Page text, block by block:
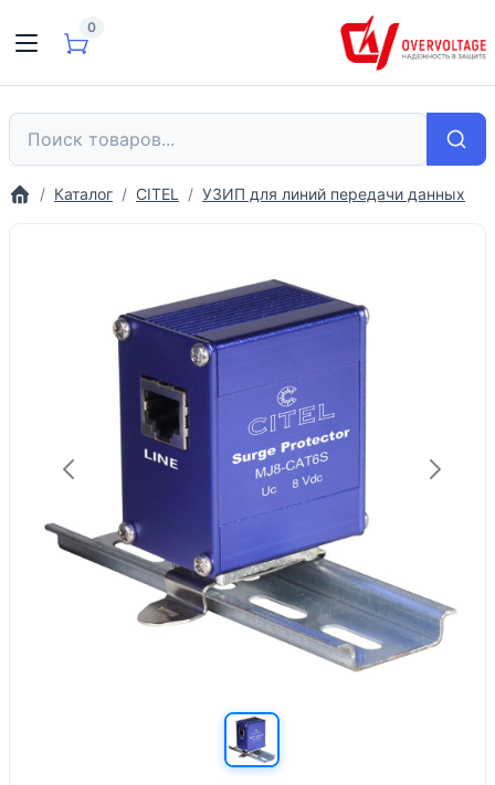
0
Каталог CITEL УЗИП для линий передачи данных